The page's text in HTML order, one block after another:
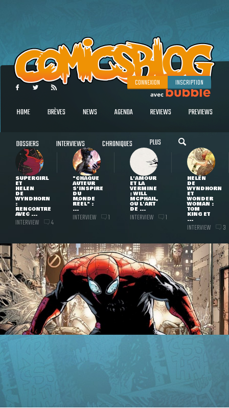
CONNEXION INSCRIPTION
HOME BRÈVES NEWS AGENDA REVIEWS PREVIEWS
DOSSIERS INTERVIEWS CHRONIQUES PLUS
SUPERGIRL
ET
HELEN
DE
WYNDHORN
:
RENCONTRE
AVEC ...
INTERVIEW 4
"CHAQUE
AUTEUR
S'INSPIRE
DU
MONDE
RÉEL" :
...
INTERVIEW 1
L'AMOUR
ET LA
VERMINE
: WILL
MCPHAIL,
OU L'ART
DE ...
INTERVIEW 1
HELEN
DE
WYNDHORN
ET
WONDER
WOMAN :
TOM
KING ET
...
INTERVIEW 3